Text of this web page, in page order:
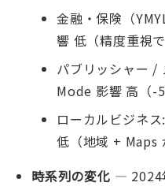
金融・保険（
響 低（精度重視
パブリッシャー /
Mode 影響 高（-
ローカルビジネ
低（地域 + Maps
時系列の変化 — 2024